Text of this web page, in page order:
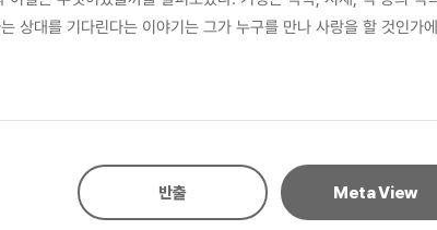
상대를 기다린다는 이야기는 그가 누구를 만나 사랑을 할 것인
공자의 사랑이 이루어지는 곳을 풍류공간으로 명명하는 것을
반출 Meta View